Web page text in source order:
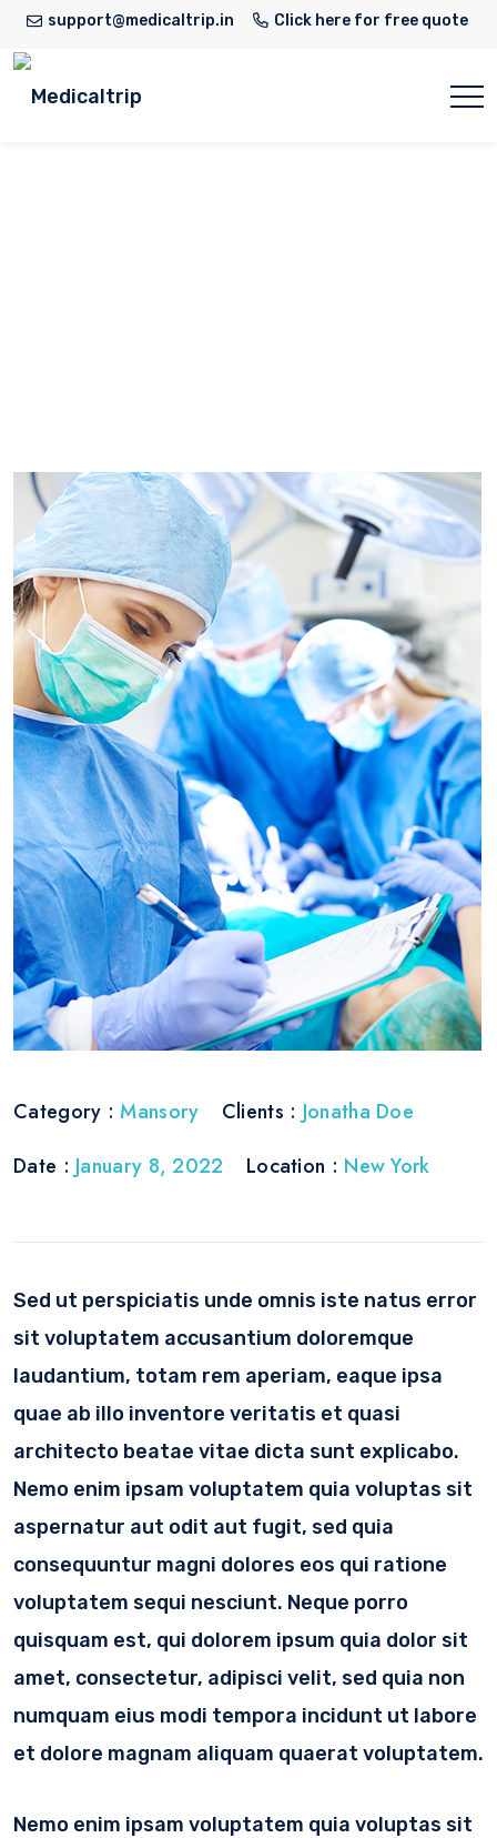
support@medicaltrip.in Click here for free quote
Category : Mansory Clients : Jonatha Doe
Date : January 8, 2022 Location : New York
Sed ut perspiciatis unde omnis iste natus error
sit voluptatem accusantium doloremque
laudantium, totam rem aperiam, eaque ipsa
quae ab illo inventore veritatis et quasi
architecto beatae vitae dicta sunt explicabo.
Nemo enim ipsam voluptatem quia voluptas sit
aspernatur aut odit aut fugit, sed quia
consequuntur magni dolores eos qui ratione
voluptatem sequi nesciunt. Neque porro
quisquam est, qui dolorem ipsum quia dolor sit
amet, consectetur, adipisci velit, sed quia non
numquam eius modi tempora incidunt ut labore
et dolore magnam aliquam quaerat voluptatem.
Nemo enim ipsam voluptatem quia voluptas sit